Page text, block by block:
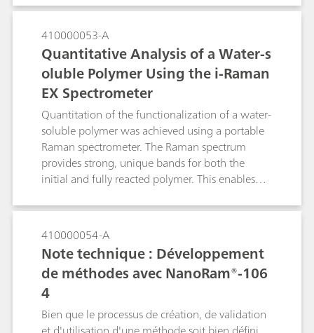
principes pharmaceutiques actifs (API) et le suivi
en temps réel des processus. L'identification des
matières premières est effectuée pour la
vérification de matières de départ, exigée par les
PIC/S (Pharmaceutical Inspection Convention
and Pharmaceutical Inspection Co-Operation
Scheme) et les cGMP (Current Good
Manufacturing Practice) et qu'un système
Raman portable peut facilement effectuer. Avec
les systèmes Raman portables, les utilisateurs
peuvent faire des mesures pour comprendre les
processus et aussi prouver la validité du concept
d'utilisation de la spectroscopie Raman dans les
échelle. Pour des réactions connues, exécutées
de manière répétitive ou pour le suivi en ligne
des réactions de processus continus, la
spectroscopie Raman fournit une solution
pratique pour comprendre les processus et leur
contrôle élémentaire.
410000053-A
Quantitative Analysis of a Water-s
oluble Polymer Using the i-Raman
EX Spectrometer
Quantitation of the functionalization of a water-
soluble polymer was achieved using a portable
Raman spectrometer. The Raman spectrum
provides strong, unique bands for both the
initial and fully reacted polymer. This enables
analysis of the percent polymer
functionalization. This method is now routinely
used in a manufacturing plant's quality control
laboratory.
410000054-A
Note technique : Développement
de méthodes avec NanoRam®-106
4
Bien que le processus de création, de validation